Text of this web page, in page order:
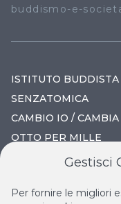
buddismo-e-
ISTITUTO
SENZATOMICA
CAMBIO IO /
OTTO PER MILLE
Gestisci
Per fornire le migliori